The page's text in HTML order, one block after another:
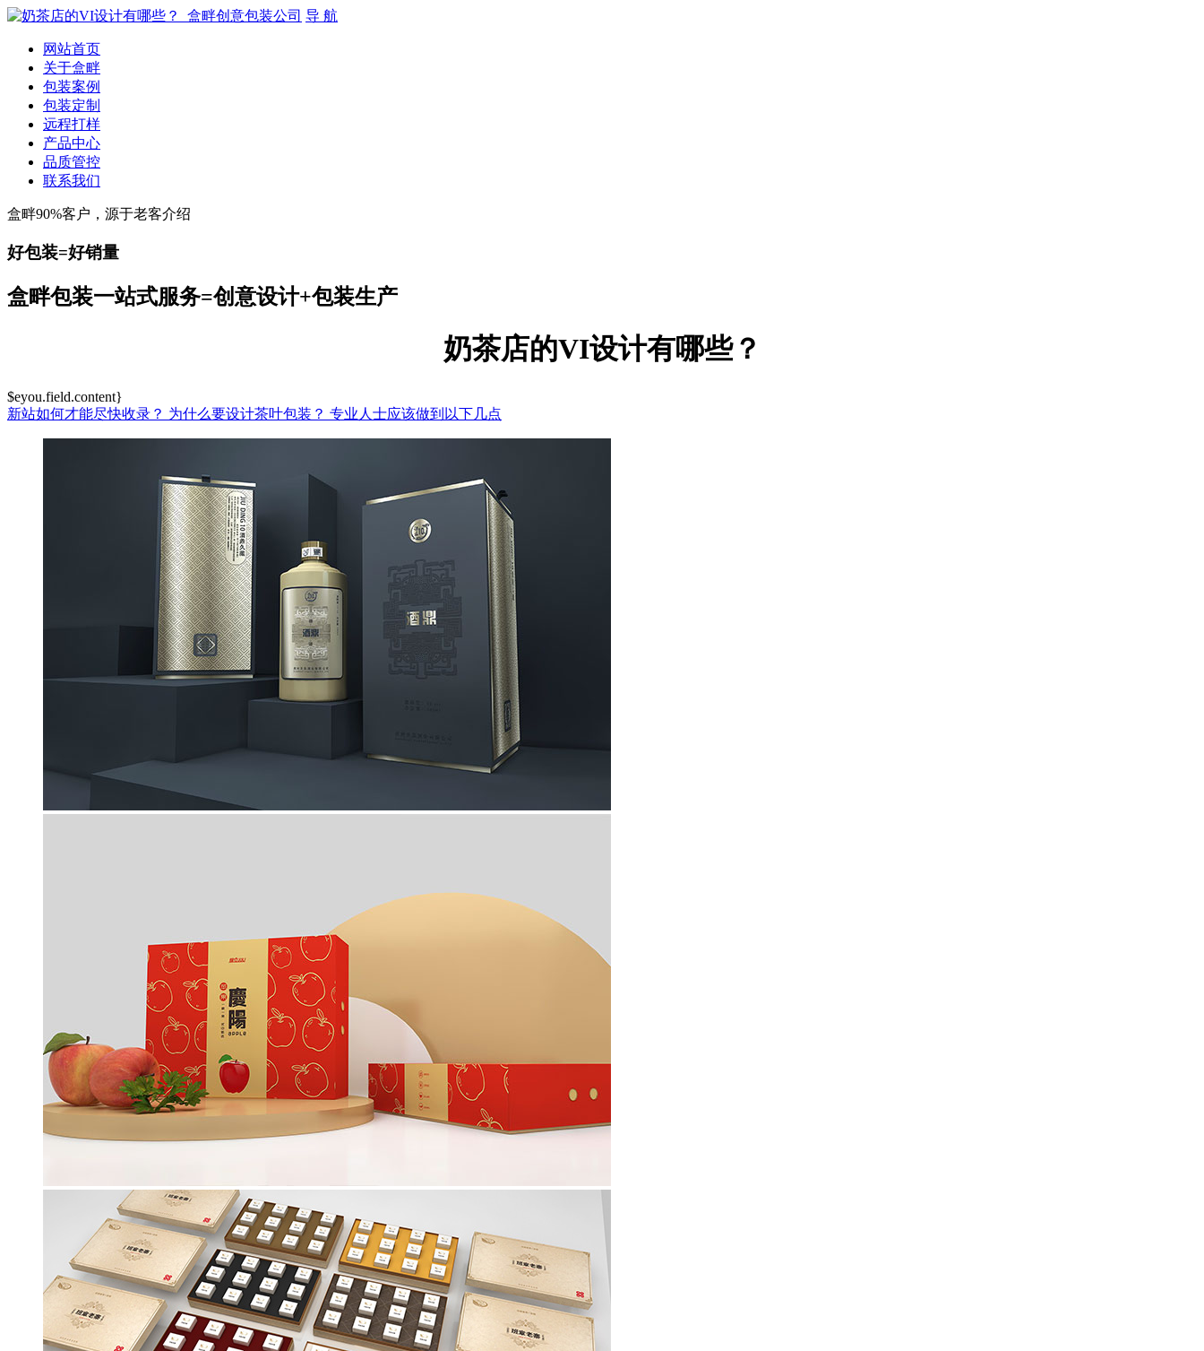
导 航
网站首页
关于盒畔
包装案例
包装定制
远程打样
产品中心
品质管控
联系我们
盒畔90%客户，源于老客介绍
好包装=好销量
盒畔包装一站式服务=创意设计+包装生产
奶茶店的VI设计有哪些？
$eyou.field.content}
新站如何才能尽快收录？ 为什么要设计茶叶包装？ 专业人士应该做到以下几点